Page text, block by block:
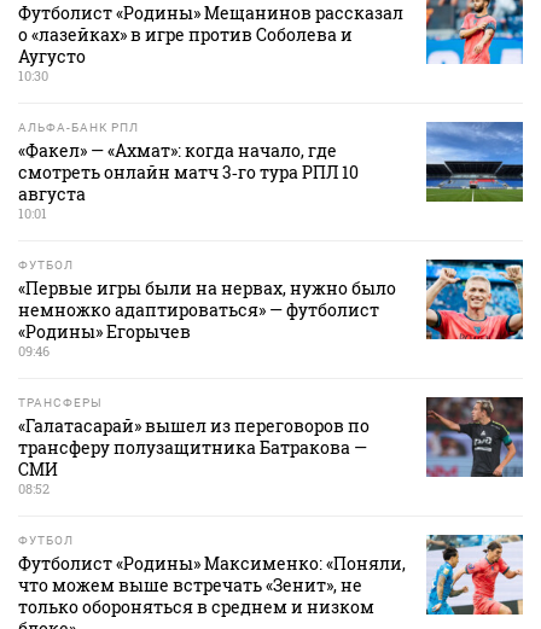
Футболист «Родины» Мещанинов рассказал
о «лазейках» в игре против Соболева и
Аугусто
10:30
АЛЬФА-БАНК РПЛ
«Факел» — «Ахмат»: когда начало, где
смотреть онлайн матч 3‑го тура РПЛ 10
августа
10:01
ФУТБОЛ
«Первые игры были на нервах, нужно было
немножко адаптироваться» — футболист
«Родины» Егорычев
09:46
ТРАНСФЕРЫ
«Галатасарай» вышел из переговоров по
трансферу полузащитника Батракова —
СМИ
08:52
ФУТБОЛ
Футболист «Родины» Максименко: «Поняли,
что можем выше встречать «Зенит», не
только обороняться в среднем и низком